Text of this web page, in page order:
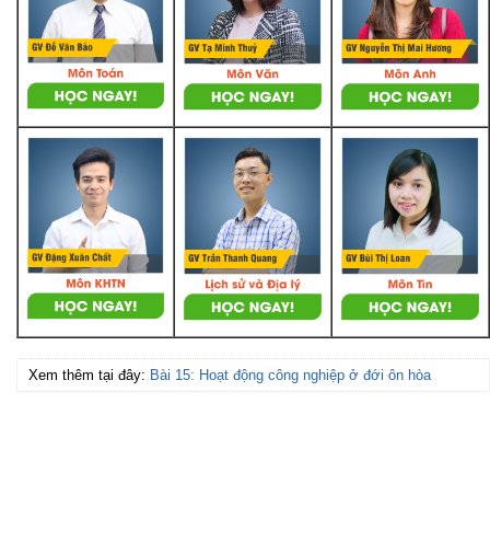
Xem thêm tại đây: Bài 15: Hoạt động công nghiệp ở đới ôn hòa